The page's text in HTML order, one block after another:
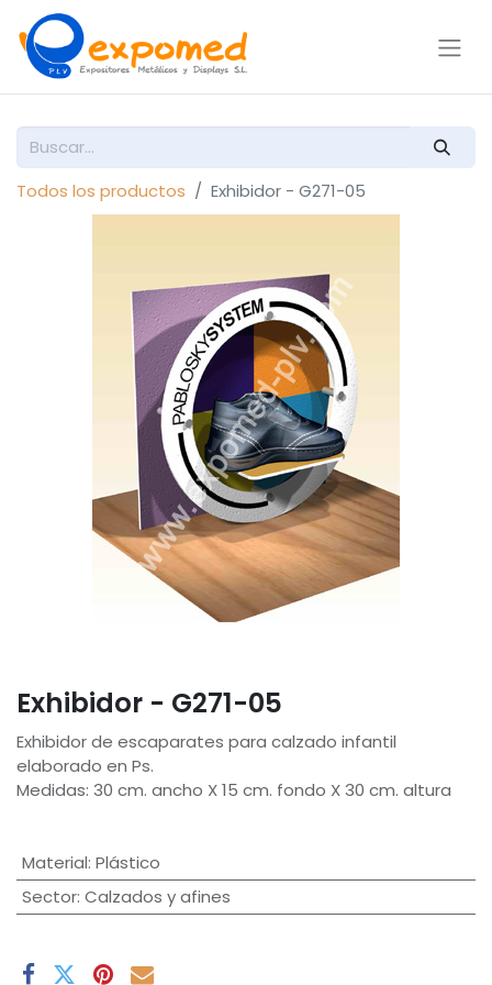
Todos los productos Exhibidor - G271-05
Exhibidor - G271-05
Exhibidor de escaparates para calzado infantil
elaborado en Ps.
Medidas: 30 cm. ancho X 15 cm. fondo X 30 cm. altura
Material: Plástico
Sector: Calzados y afines